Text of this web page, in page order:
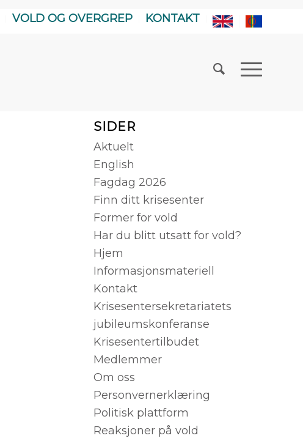
VOLD OG OVERGREP KONTAKT
SIDER
Aktuelt
English
Fagdag 2026
Finn ditt krisesenter
Former for vold
Har du blitt utsatt for vold?
Hjem
Informasjonsmateriell
Kontakt
Krisesentersekretariatets
jubileumskonferanse
Krisesentertilbudet
Medlemmer
Om oss
Personvernerklæring
Politisk plattform
Reaksjoner på vold